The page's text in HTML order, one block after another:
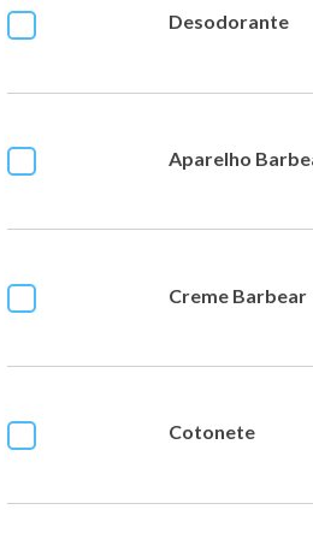
Desodorante
Aparelho
Creme Barbear
Cotonete